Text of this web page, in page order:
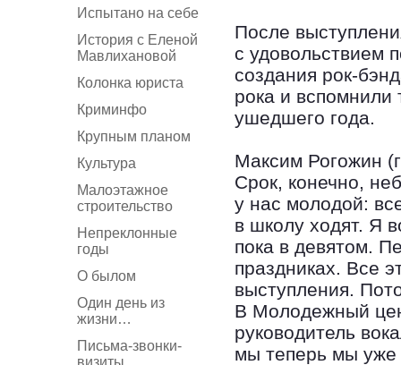
Испытано на себе
История с Еленой
Мавлихановой
Колонка юриста
Криминфо
Крупным планом
Культура
Малоэтажное
строительство
Непреклонные
годы
О былом
Один день из
жизни…
Письма-звонки-
визиты
После
с удовольствием
создания рок-
рока и
ушедшего года.
Максим Рогожин
Срок, конечно,
у нас молодой:
в школу ходят. Я
пока в девятом.
праздниках. Все
выступления.
В Молодежный
руководитель
мы теперь мы уже